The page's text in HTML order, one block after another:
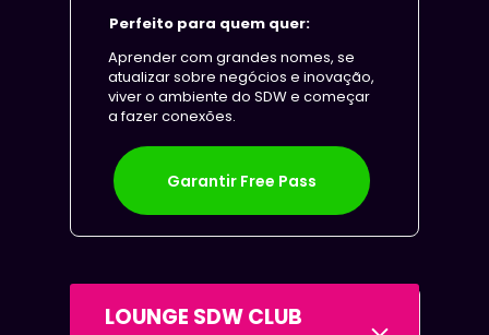
Perfeito para quem quer:
Aprender com grandes nomes, se
viver o ambiente do SDW e começar
a fazer conexões.
Garantir Free Pass
LOUNGE SDW CLUB